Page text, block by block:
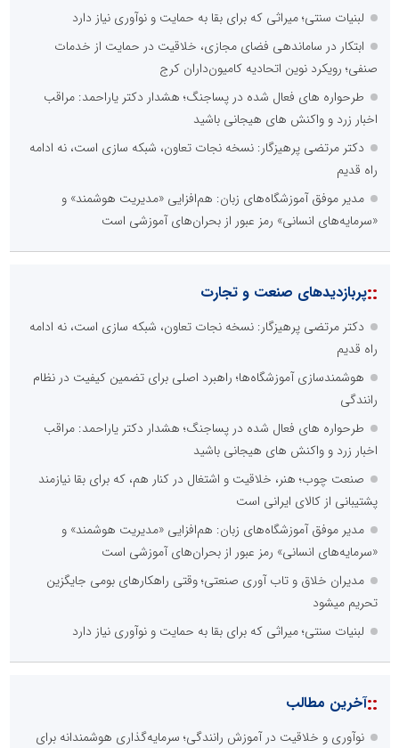
لبنیات سنتی؛ میراثی که برای بقا به حمایت و نوآوری نیاز دارد
ابتکار در ساماندهی فضای مجازی، خلاقیت در حمایت از خدمات
صنفی؛ رویکرد نوین اتحادیه کامیون‌داران کرج
طرحواره های فعال شده در پساجنگ؛ هشدار دکتر یاراحمد: مراقب
اخبار زرد و واکنش های هیجانی باشید
دکتر مرتضی پرهیزگار: نسخه نجات تعاون، شبکه سازی است، نه ادامه
راه قدیم
مدیر موفق آموزشگاه‌های زبان: هم‌افزایی «مدیریت هوشمند» و
«سرمایه‌های انسانی» رمز عبور از بحران‌های آموزشی است
::پربازدیدهای صنعت و تجارت
دکتر مرتضی پرهیزگار: نسخه نجات تعاون، شبکه سازی است، نه ادامه
راه قدیم
هوشمندسازی آموزشگاه‌ها؛ راهبرد اصلی برای تضمین کیفیت در نظام
رانندگی
طرحواره های فعال شده در پساجنگ؛ هشدار دکتر یاراحمد: مراقب
اخبار زرد و واکنش های هیجانی باشید
صنعت چوب؛ هنر، خلاقیت و اشتغال در کنار هم، که برای بقا نیازمند
پشتیبانی از کالای ایرانی است
مدیر موفق آموزشگاه‌های زبان: هم‌افزایی «مدیریت هوشمند» و
«سرمایه‌های انسانی» رمز عبور از بحران‌های آموزشی است
مدیران خلاق و تاب آوری صنعتی؛ وقتی راهکارهای بومی جایگزین
تحریم میشود
لبنیات سنتی؛ میراثی که برای بقا به حمایت و نوآوری نیاز دارد
::آخرین مطالب
نوآوری و خلاقیت در آموزش رانندگی؛ سرمایه‌گذاری هوشمندانه برای